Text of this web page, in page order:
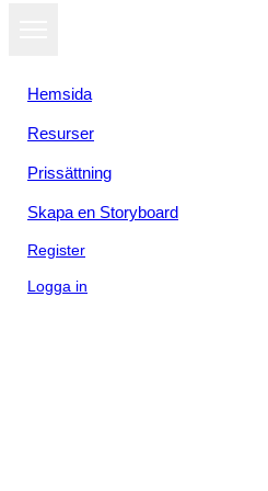
Hemsida
Resurser
Prissättning
Skapa en Storyboard
Register
Logga in